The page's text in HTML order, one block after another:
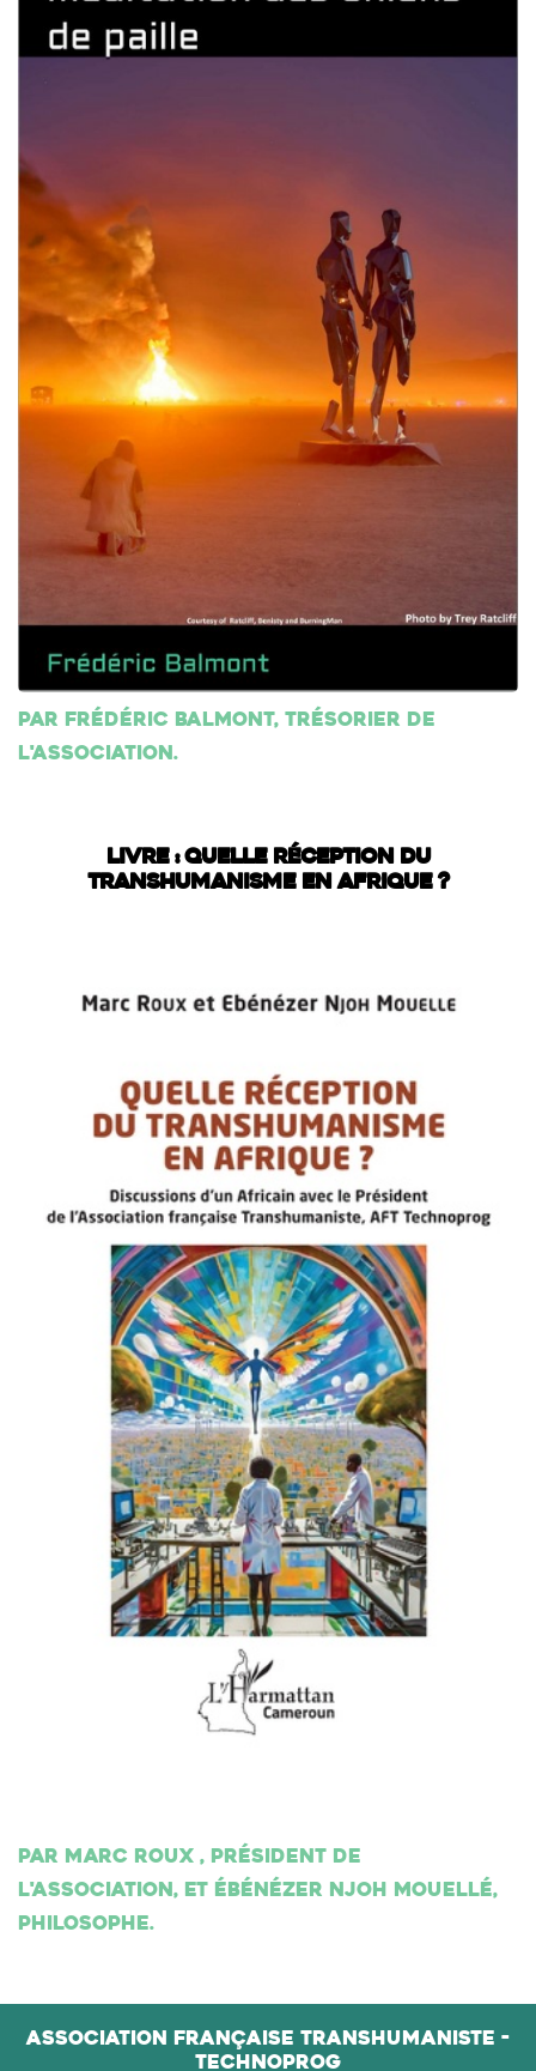
Par Frédéric Balmont, trésorier de
l'association.
LIVRE : QUELLE RÉCEPTION DU
TRANSHUMANISME EN AFRIQUE ?
Par Marc Roux , président de
l'association, et Ébénézer Njoh Mouellé,
philosophe.
Association Française Transhumaniste -
Technoprog